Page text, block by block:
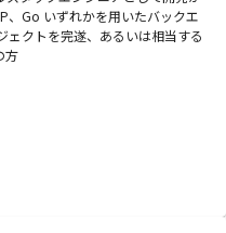
、Go いずれかを用いたバックエ
ェクトを完遂、あるいは相当する
方